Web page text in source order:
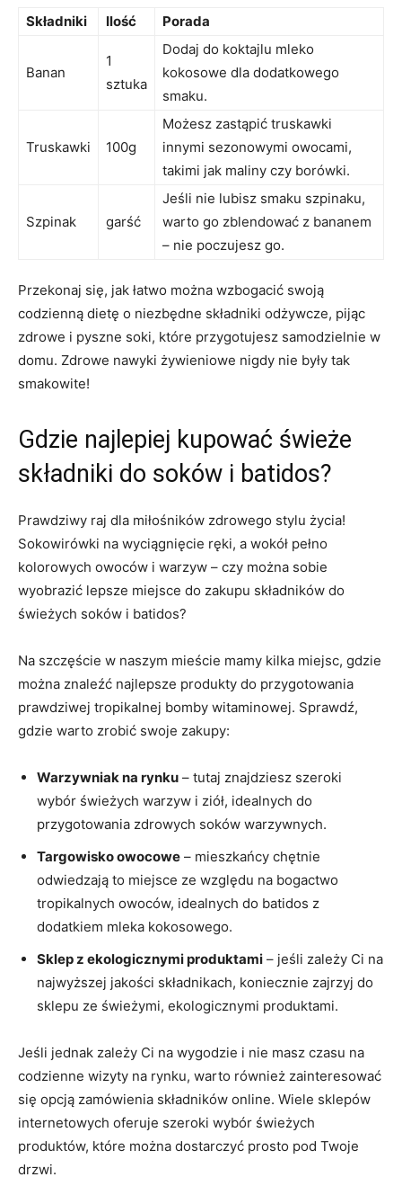
Składniki Ilość Porada
Banan
1
sztuka
Dodaj do koktajlu mleko
kokosowe dla dodatkowego
smaku.
Truskawki 100g
Możesz zastąpić truskawki
‍innymi sezonowymi owocami,
takimi jak ⁢maliny czy ⁣borówki.
Szpinak garść
Jeśli nie lubisz smaku ‌szpinaku,
warto go zblendować z bananem
– ⁤nie poczujesz‍ go.
Przekonaj się, jak łatwo można wzbogacić swoją
codzienną dietę o niezbędne składniki odżywcze, pijąc
⁤zdrowe i pyszne soki, które przygotujesz samodzielnie w‌
domu.⁤ Zdrowe nawyki żywieniowe nigdy nie były tak
smakowite!
Gdzie najlepiej ‍kupować⁣ świeże
składniki do soków i batidos?
Prawdziwy raj dla miłośników zdrowego stylu życia!
‍Sokowirówki na wyciągnięcie ręki, a wokół pełno
kolorowych owoców⁤ i warzyw – czy można sobie
wyobrazić lepsze​ miejsce do zakupu ‍składników⁣ do
świeżych soków i batidos?
Na szczęście w naszym⁢ mieście mamy kilka miejsc, gdzie
można znaleźć najlepsze produkty do ⁢przygotowania
prawdziwej tropikalnej bomby witaminowej. Sprawdź,
gdzie warto ⁢zrobić swoje‍ zakupy:
Warzywniak na ​rynku –⁢ tutaj znajdziesz szeroki
wybór świeżych ⁣warzyw i ziół, idealnych do
przygotowania zdrowych soków warzywnych.
Targowisko owocowe –⁣ mieszkańcy chętnie
⁤odwiedzają to miejsce ze względu na ​bogactwo
tropikalnych owoców, ⁤idealnych do batidos z
dodatkiem⁣ mleka kokosowego.
Sklep z ekologicznymi produktami – jeśli zależy Ci​ na
najwyższej jakości składnikach, koniecznie zajrzyj do
sklepu ‍ze świeżymi, ekologicznymi produktami.
Jeśli jednak zależy Ci na wygodzie⁣ i ⁢nie masz⁢ czasu na
codzienne wizyty na rynku, warto również zainteresować
się opcją zamówienia ⁤składników online. Wiele sklepów
internetowych oferuje szeroki‌ wybór świeżych
produktów, które można dostarczyć prosto pod Twoje
drzwi.